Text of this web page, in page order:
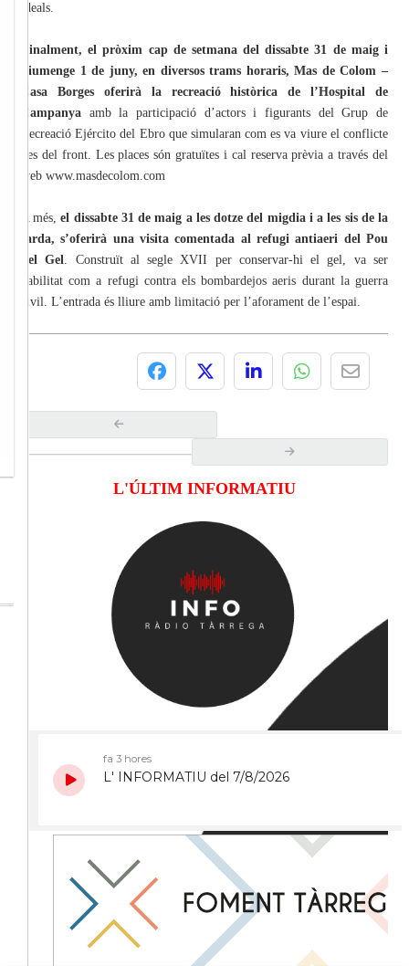
ideals.
Finalment, el pròxim cap de setmana del dissabte 31 de maig i
diumenge 1 de juny, en diversos trams horaris, Mas de Colom –
Casa Borges oferirà la recreació històrica de l’Hospital de
Campanya amb la participació d’actors i figurants del Grup de
Recreació Ejército del Ebro que simularan com es va viure el conflicte
des del front. Les places són gratuïtes i cal reserva prèvia a través del
web www.masdecolom.com
A més,el dissabte 31 de maig a les dotze del migdia i a les sis de la
tarda, s’oferirà una visita comentada al refugi antiaeri del Pou
del Gel. Construït al segle XVII per conservar-hi el gel, va ser
habilitat com a refugi contra els bombardejos aeris durant la guerra
civil. L’entrada és lliure amb limitació per l’aforament de l’espai.
L'ÚLTIM INFORMATIU